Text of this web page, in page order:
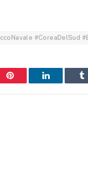
#CoreaDelSud
Pinterest LinkedIn